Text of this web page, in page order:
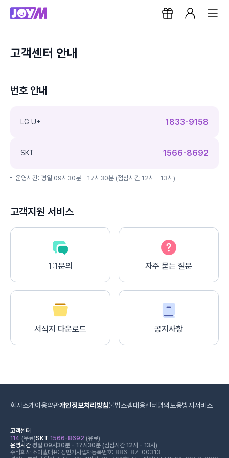
고객센터 안내
번호 안내
LG U+ 1833-9158
SKT 1566-8692
운영시간: 평일 09시30분 - 17시30분 (점심시간 12시 - 13시)
고객지원 서비스
1:1문의 자주 묻는 질문
서식지 다운로드 공지사항
회사소개이용약관개인정보처리방침불법스팸대응센터 명의도용방지서비스
고객센터
114 (무료)SKT 1566-8692 (유료)
운영시간평일 09시30분 - 17시30분 (점심시간 12시 - 13시)
주식회사 조이텔대표: 정민기 사업자등록번호: 886-87-00313